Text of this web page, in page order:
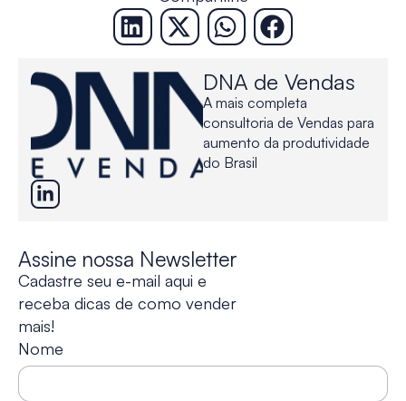
DNA de Vendas
A mais completa
consultoria de Vendas para
aumento da produtividade
do Brasil
Assine nossa Newsletter
Cadastre seu e-mail aqui e
receba dicas de como vender
mais!
Nome